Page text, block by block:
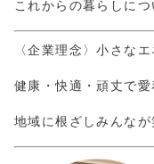
これからの暮らしに
〈企業理念〉小さな
健康・快適・頑丈で
地域に根ざしみんなが